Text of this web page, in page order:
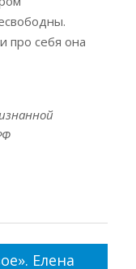
про себя она
Елена